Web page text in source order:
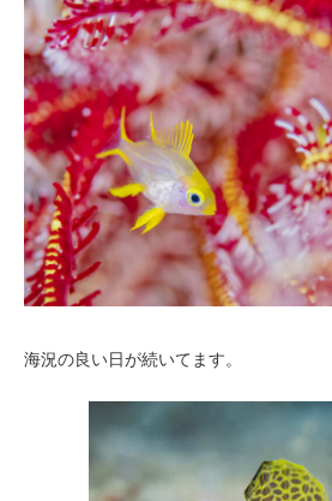
海況の良い日が続いてます。